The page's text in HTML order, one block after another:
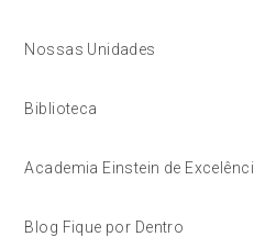
Nossas Unidades
Biblioteca
Academia Einstein de
Blog Fique por Dentro